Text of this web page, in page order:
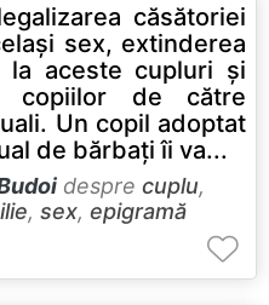
căsătoriei
sex, extinderea
aceste cupluri şi
copiilor de către
Un copil adoptat
de bărbaţi îi va...
despre cuplu,
, sex, epigramă